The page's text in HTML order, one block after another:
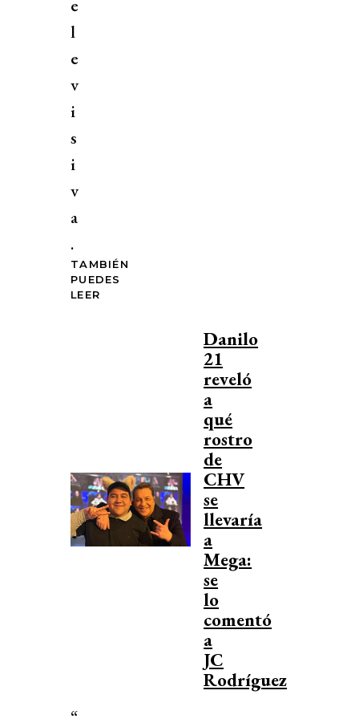
e
l
e
v
i
s
i
v
a
.
TAMBIÉN
PUEDES
LEER
Danilo
21
reveló
a
qué
rostro
de
CHV
se
llevaría
a
Mega:
se
lo
comentó
a
JC
Rodríguez